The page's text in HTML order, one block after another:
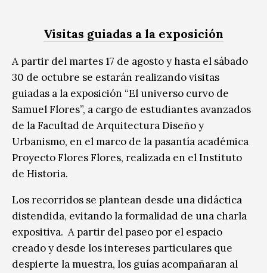
Visitas guiadas a la exposición
A partir del martes 17 de agosto y hasta el sábado
30 de octubre se estarán realizando visitas
guiadas a la exposición “El universo curvo de
Samuel Flores”, a cargo de estudiantes avanzados
de la Facultad de Arquitectura Diseño y
Urbanismo, en el marco de la pasantía académica
Proyecto Flores Flores, realizada en el Instituto
de Historia.
Los recorridos se plantean desde una didáctica
distendida, evitando la formalidad de una charla
expositiva. A partir del paseo por el espacio
creado y desde los intereses particulares que
despierte la muestra, los guías acompañaran al